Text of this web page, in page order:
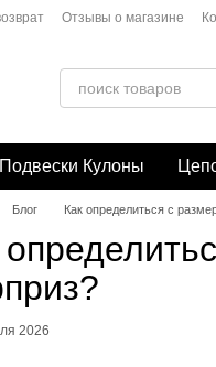
Отзывы о магазине
Подвески Кулоны
Блог Как определиться с
2026